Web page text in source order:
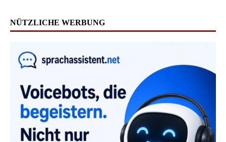
NÜTZLICHE WERBUNG